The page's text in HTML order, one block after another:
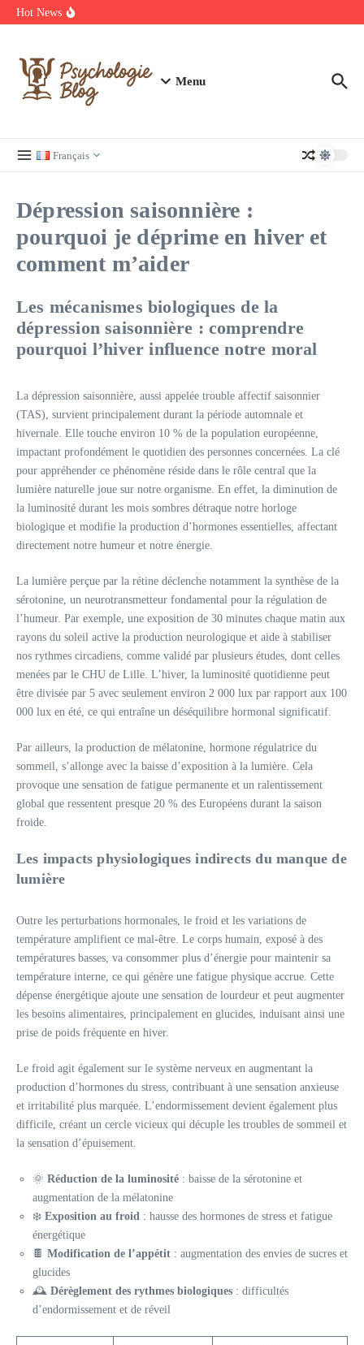
Aller au contenu
Hot News
Regardez Films et Séries en Streaming sur Wiflix
Menu
Français
Dépression saisonnière :
pourquoi je déprime en hiver et
comment m’aider
Les mécanismes biologiques de la
dépression saisonnière : comprendre
pourquoi l’hiver influence notre moral
La dépression saisonnière, aussi appelée trouble affectif saisonnier
(TAS), survient principalement durant la période automnale et
hivernale. Elle touche environ 10 % de la population européenne,
impactant profondément le quotidien des personnes concernées. La clé
pour appréhender ce phénomène réside dans le rôle central que la
lumière naturelle joue sur notre organisme. En effet, la diminution de
la luminosité durant les mois sombres détraque notre horloge
biologique et modifie la production d’hormones essentielles, affectant
directement notre humeur et notre énergie.
La lumière perçue par la rétine déclenche notamment la synthèse de la
sérotonine, un neurotransmetteur fondamental pour la régulation de
l’humeur. Par exemple, une exposition de 30 minutes chaque matin aux
rayons du soleil active la production neurologique et aide à stabiliser
nos rythmes circadiens, comme validé par plusieurs études, dont celles
menées par le CHU de Lille. L’hiver, la luminosité quotidienne peut
être divisée par 5 avec seulement environ 2 000 lux par rapport aux 100
000 lux en été, ce qui entraîne un déséquilibre hormonal significatif.
Par ailleurs, la production de mélatonine, hormone régulatrice du
sommeil, s’allonge avec la baisse d’exposition à la lumière. Cela
provoque une sensation de fatigue permanente et un ralentissement
global que ressentent presque 20 % des Européens durant la saison
froide.
Les impacts physiologiques indirects du manque de
lumière
Outre les perturbations hormonales, le froid et les variations de
température amplifient ce mal-être. Le corps humain, exposé à des
températures basses, va consommer plus d’énergie pour maintenir sa
température interne, ce qui génère une fatigue physique accrue. Cette
dépense énergétique ajoute une sensation de lourdeur et peut augmenter
les besoins alimentaires, principalement en glucides, induisant ainsi une
prise de poids fréquente en hiver.
Le froid agit également sur le système nerveux en augmentant la
production d’hormones du stress, contribuant à une sensation anxieuse
et irritabilité plus marquée. L’endormissement devient également plus
difficile, créant un cercle vicieux qui décuple les troubles de sommeil et
la sensation d’épuisement.
🌞 Réduction de la luminosité : baisse de la sérotonine et
augmentation de la mélatonine
❄️ Exposition au froid : hausse des hormones de stress et fatigue
énergétique
🍫 Modification de l’appétit : augmentation des envies de sucres et
glucides
🕰️ Dérèglement des rythmes biologiques : difficultés
d’endormissement et de réveil